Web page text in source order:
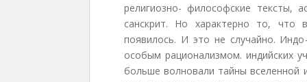
религиозно- философские тексты,
санскрит. Но характерно то, что
появилось. И это не случайно.
особым рационализмом. индийских
больше волновали тайны вселенной